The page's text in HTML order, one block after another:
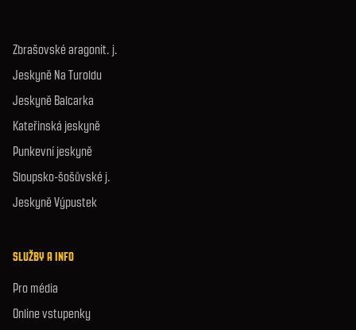
Zbrašovské aragonit. j.
Jeskyně Na Turoldu
Jeskyně Balcarka
Kateřinská jeskyně
Punkevní jeskyně
Sloupsko-šošůvské j.
Jeskyně Výpustek
SLUŽBY A INFO
Pro média
Online vstupenky